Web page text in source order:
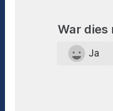
War
Ja